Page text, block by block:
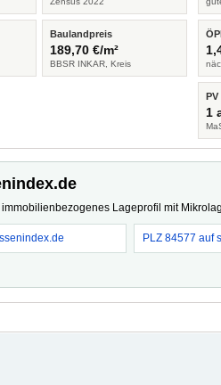
Baulandpreis
189,70 €/m²
BBSR INKAR, Kreis
PV
1
Lageprofil mit
PLZ 84577 auf